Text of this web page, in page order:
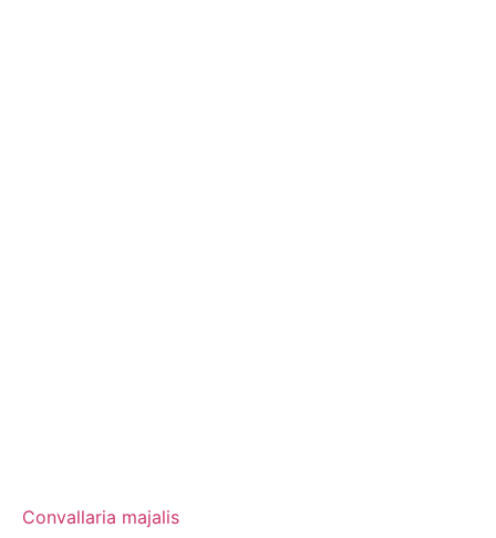
Convallaria majalis